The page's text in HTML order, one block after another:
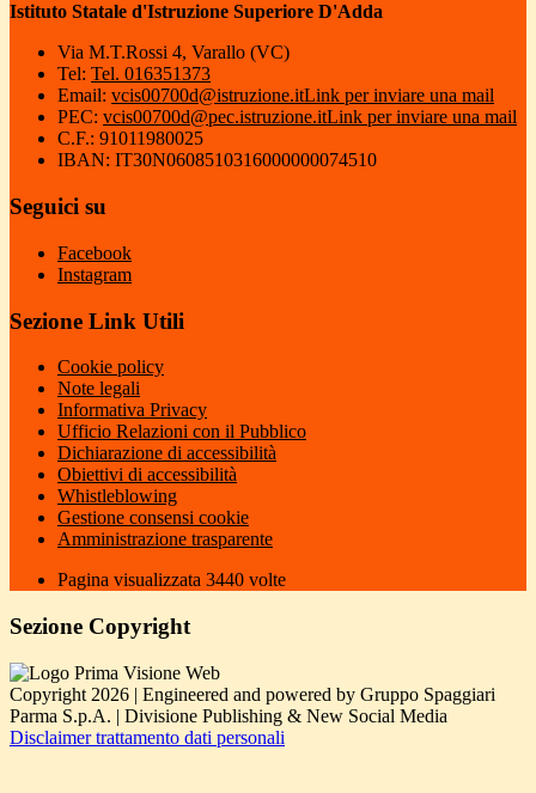
Istituto Statale d'Istruzione Superiore D'Adda
Via M.T.Rossi 4, Varallo (VC)
Tel: Tel. 016351373
Email: vcis00700d@istruzione.itLink per inviare una mail
PEC: vcis00700d@pec.istruzione.itLink per inviare una mail
C.F.: 91011980025
IBAN: IT30N0608510316000000074510
Seguici su
Facebook
Instagram
Sezione Link Utili
Cookie policy
Note legali
Informativa Privacy
Ufficio Relazioni con il Pubblico
Dichiarazione di accessibilità
Obiettivi di accessibilità
Whistleblowing
Gestione consensi cookie
Amministrazione trasparente
Pagina visualizzata 3440 volte
Sezione Copyright
Copyright 2026 | Engineered and powered by Gruppo Spaggiari
Parma S.p.A. | Divisione Publishing & New Social Media
Disclaimer trattamento dati personali